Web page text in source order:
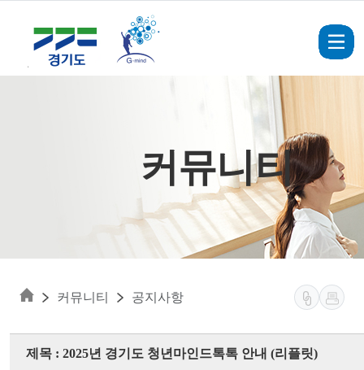
커뮤니티
커뮤니티 공지사항
제목 : 2025년 경기도 청년마인드톡톡 안내 (리플릿)